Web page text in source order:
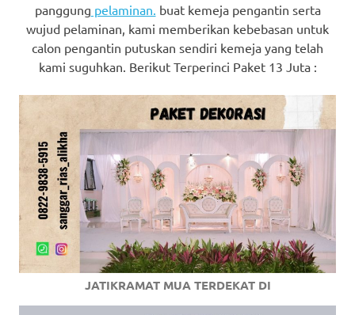
panggung pelaminan. buat kemeja pengantin serta
wujud pelaminan, kami memberikan kebebasan untuk
calon pengantin putuskan sendiri kemeja yang telah
kami suguhkan. Berikut Terperinci Paket 13 Juta :
JATIKRAMAT MUA TERDEKAT DI